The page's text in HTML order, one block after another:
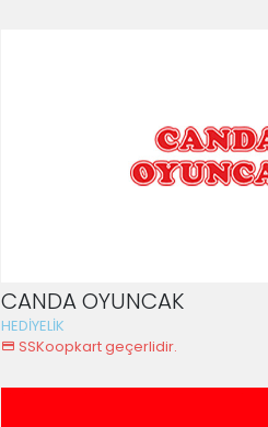
CANDA OYUNCAK
HEDİYELİK
SSKoopkart geçerlidir.